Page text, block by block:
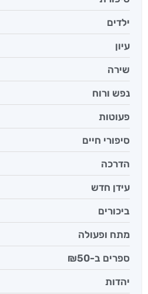
ילדים
עיון
שירה
נפש ורוח
פעוטות
סיפורי חיים
הדרכה
עידן חדש
ביכורים
מתח ופעולה
ספרים ב-₪50
יהדות